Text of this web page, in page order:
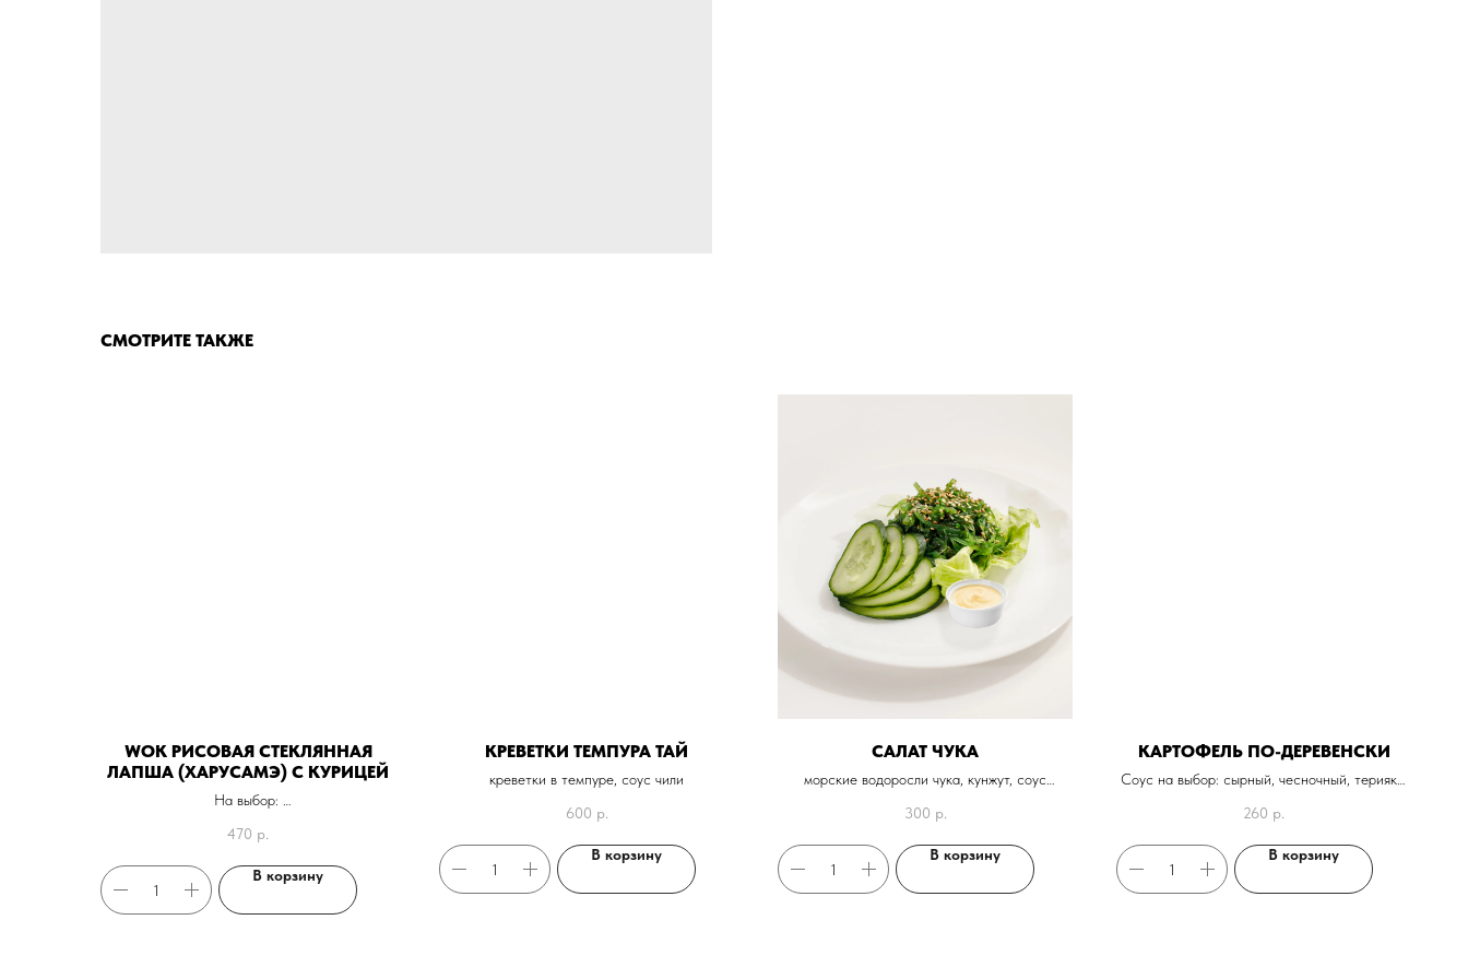
СМОТРИТЕ ТАКЖЕ
WOK РИСОВАЯ СТЕКЛЯННАЯ
ЛАПША (ХАРУСАМЭ) С КУРИЦЕЙ
На выбор:
сладкий
имбирь
470 р.
В корзину
КРЕВЕТКИ ТЕМПУРА ТАЙ
креветки в темпуре, соус чили
600 р.
В корзину
САЛАТ ЧУКА
морские водоросли чука, кунжут, соус
300 р.
В корзину
КАРТОФЕЛЬ ПО-ДЕРЕВЕНСКИ
Соус на выбор: сырный, чесночный, терияки,
260 р.
В корзину